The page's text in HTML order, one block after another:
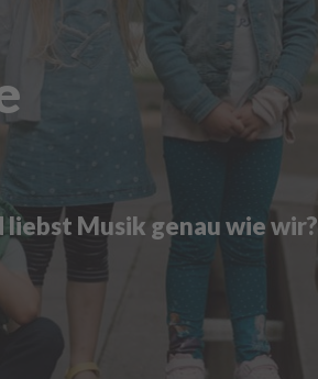
liebst Musik genau wie wir?